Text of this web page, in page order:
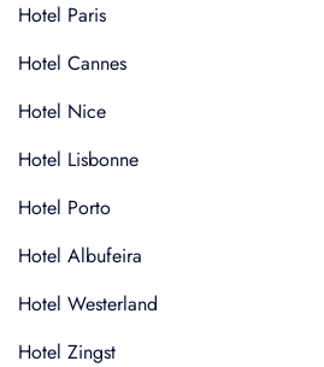
Hotel Paris
Hotel Cannes
Hotel Nice
Hotel Lisbonne
Hotel Porto
Hotel Albufeira
Hotel Westerland
Hotel Zingst